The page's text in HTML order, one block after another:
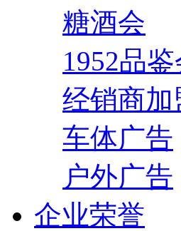
糖酒会
1952品鉴
经销商加
车体广告
户外广告
企业荣誉